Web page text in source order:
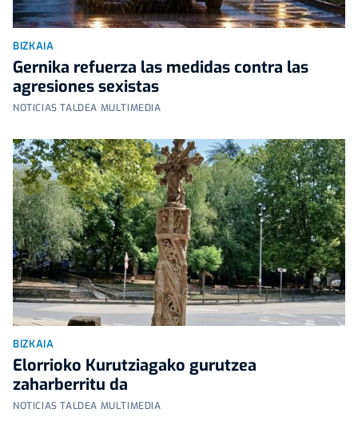
BIZKAIA
Gernika refuerza las medidas contra las
agresiones sexistas
NOTICIAS TALDEA MULTIMEDIA
BIZKAIA
Elorrioko Kurutziagako gurutzea
zaharberritu da
NOTICIAS TALDEA MULTIMEDIA